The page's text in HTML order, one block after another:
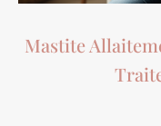
Mastite